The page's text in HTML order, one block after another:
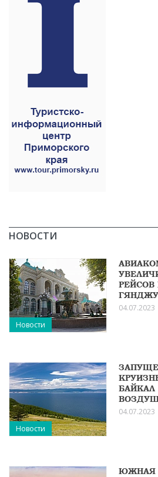
НОВОСТИ
Новости
ГЯНДЖУ
04.07.2023
Новости
БАЙКАЛ
04.07.2023
ЮЖНАЯ